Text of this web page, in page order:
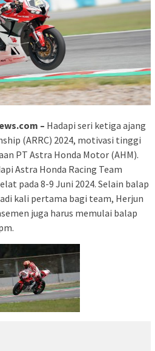
– Hadapi seri ketiga ajang
(ARRC) 2024, motivasi tinggi
PT Astra Honda Motor (AHM).
Astra Honda Racing Team
pada 8-9 Juni 2024. Selain balap
kali pertama bagi team, Herjun
juga harus memulai balap